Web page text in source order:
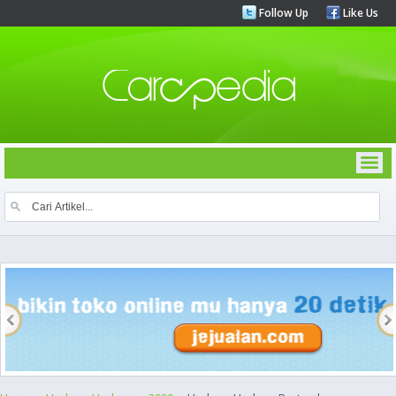
Follow Up Like Us